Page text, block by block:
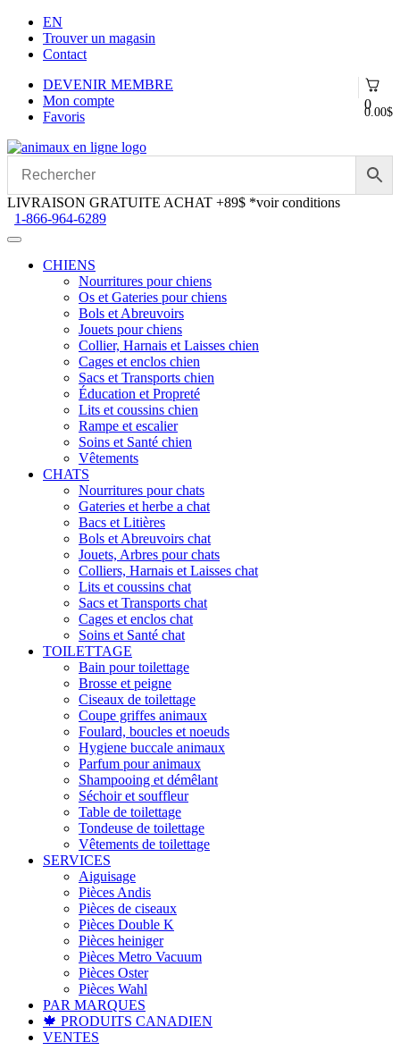
EN
Trouver un magasin
Contact
0
0.00$
DEVENIR MEMBRE
Mon compte
Favoris
Aller
navigation
Aller
contenu
LIVRAISON GRATUITE ACHAT +89$ *voir conditions
1-866-964-6289
CHIENS
Nourritures pour chiens
Os et Gateries pour chiens
Bols et Abreuvoirs
Jouets pour chiens
Collier, Harnais et Laisses chien
Cages et enclos chien
Sacs et Transports chien
Éducation et Propreté
Lits et coussins chien
Rampe et escalier
Soins et Santé chien
Vêtements
CHATS
Nourritures pour chats
Gateries et herbe a chat
Bacs et Litières
Bols et Abreuvoirs chat
Jouets, Arbres pour chats
Colliers, Harnais et Laisses chat
Lits et coussins chat
Sacs et Transports chat
Cages et enclos chat
Soins et Santé chat
TOILETTAGE
Bain pour toilettage
Brosse et peigne
Ciseaux de toilettage
Coupe griffes animaux
Foulard, boucles et noeuds
Hygiene buccale animaux
Parfum pour animaux
Shampooing et démêlant
Séchoir et souffleur
Table de toilettage
Tondeuse de toilettage
Vêtements de toilettage
SERVICES
Aiguisage
Pièces Andis
Pièces de ciseaux
Pièces Double K
Pièces heiniger
Pièces Metro Vacuum
Pièces Oster
Pièces Wahl
PAR MARQUES
🍁 PRODUITS CANADIEN
VENTES